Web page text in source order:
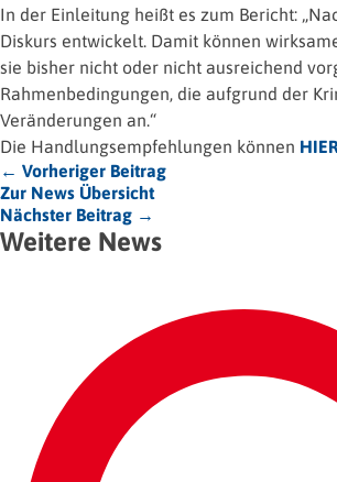
In der Einleitung heißt es zum Bericht:
Diskurs entwickelt. Damit können
sie bisher nicht oder nicht ausreichend
Rahmenbedingungen, die aufgrund der
Veränderungen an.“
Die Handlungsempfehlungen können
← Vorheriger Beitrag
Zur News Übersicht
Nächster Beitrag →
Weitere News